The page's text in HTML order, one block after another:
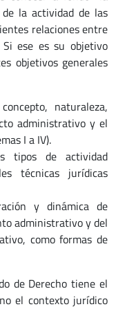
la actividad de las
relaciones entre
Si ese es su objetivo
objetivos generales
naturaleza,
administrativo y el
I a IV).
tipos de actividad
técnicas jurídicas
y dinámica de
administrativo y del
como formas de
de Derecho tiene el
el contexto jurídico